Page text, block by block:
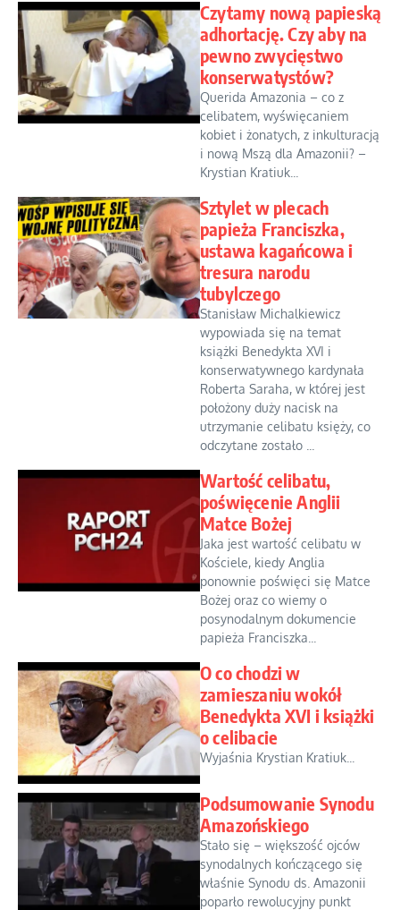
Czytamy nową papieską
adhortację. Czy aby na
pewno zwycięstwo
konserwatystów?
Querida Amazonia – co z
celibatem, wyświęcaniem
kobiet i żonatych, z inkulturacją
i nową Mszą dla Amazonii? –
Krystian Kratiuk...
Sztylet w plecach
papieża Franciszka,
ustawa kagańcowa i
tresura narodu
tubylczego
Stanisław Michalkiewicz
wypowiada się na temat
książki Benedykta XVI i
konserwatywnego kardynała
Roberta Saraha, w której jest
położony duży nacisk na
utrzymanie celibatu księży, co
odczytane zostało ...
Wartość celibatu,
poświęcenie Anglii
Matce Bożej
Jaka jest wartość celibatu w
Kościele, kiedy Anglia
ponownie poświęci się Matce
Bożej oraz co wiemy o
posynodalnym dokumencie
papieża Franciszka...
O co chodzi w
zamieszaniu wokół
Benedykta XVI i książki
o celibacie
Wyjaśnia Krystian Kratiuk...
Podsumowanie Synodu
Amazońskiego
Stało się – większość ojców
synodalnych kończącego się
właśnie Synodu ds. Amazonii
poparło rewolucyjny punkt